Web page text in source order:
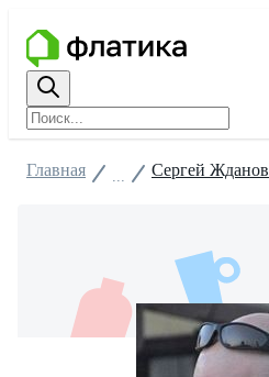
Главная Сергей Жданов